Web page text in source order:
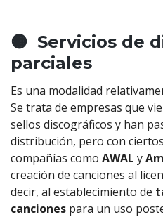
🟡 Servicios de
parciales
Es una modalidad
Se trata de empresas que
sellos discográficos y han
distribución, pero con
compañías como AWAL y
creación de canciones al
decir, al establecimiento de
canciones para un uso